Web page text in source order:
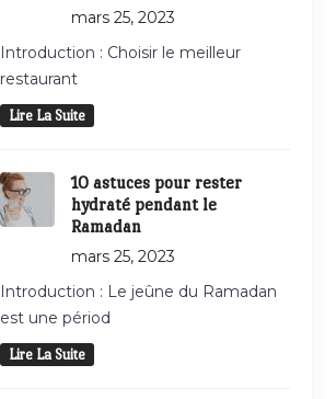
mars 25, 2023
Introduction : Choisir le meilleur
restaurant
Lire La Suite
10 astuces pour rester
hydraté pendant le
Ramadan
mars 25, 2023
Introduction : Le jeûne du Ramadan
est une périod
Lire La Suite